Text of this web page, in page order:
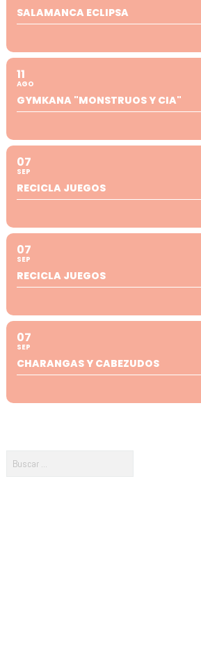
SALAMANCA ECLIPSA
11
AGO
GYMKANA "MONSTRUOS Y CIA"
07
SEP
RECICLA JUEGOS
07
SEP
RECICLA JUEGOS
07
SEP
CHARANGAS Y CABEZUDOS